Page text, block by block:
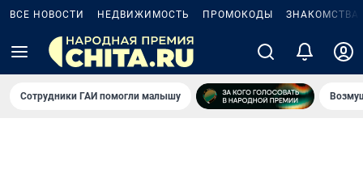
ВСЕ НОВОСТИ НЕДВИЖИМОСТЬ ПРОМОКОДЫ ЗНАКОМСТВА
Сотрудники ГАИ помогли малышу